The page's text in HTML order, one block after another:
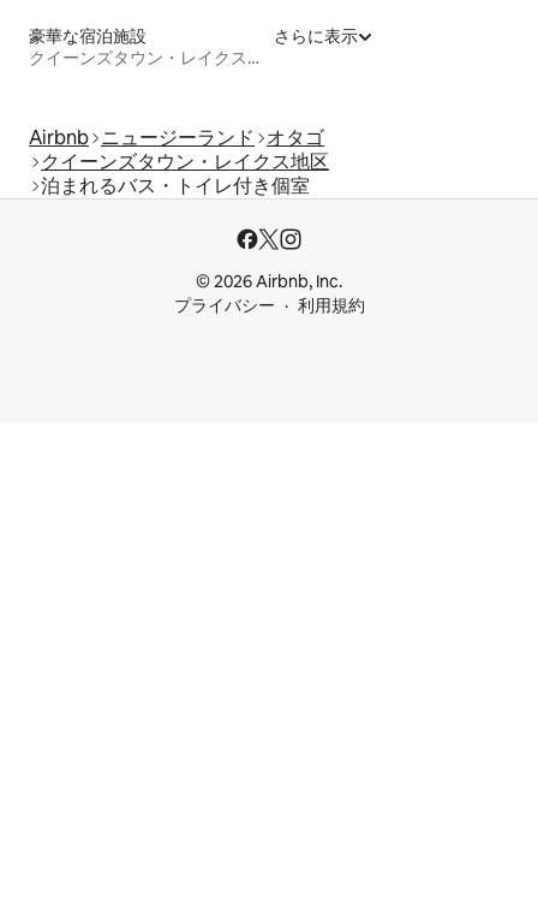
豪華な宿泊施設
クイーンズタウン・レイクス地区
さらに表示
Airbnb ニュージーランド
オタゴ
クイーンズタウン・レイクス地区
泊まれるバス・トイレ付き個室
© 2026 Airbnb, Inc.
プライバシー
利用規約